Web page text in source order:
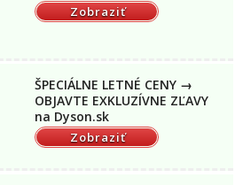
Zobraziť
ŠPECIÁLNE LETNÉ CENY →
OBJAVTE EXKLUZÍVNE ZĽAVY
na Dyson.sk
Zobraziť